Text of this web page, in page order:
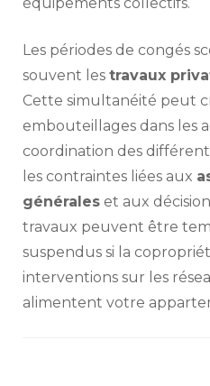
Les périodes de congés
souvent les travaux
Cette simultanéité peut
embouteillages dans les
coordination des
les contraintes liées aux
générales et aux
travaux peuvent être
suspendus si la
interventions sur les
alimentent votre